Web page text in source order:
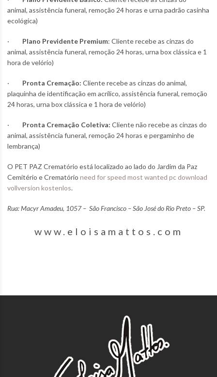
animal, assistência funeral, remoção 24 horas e urna padrão casinha
ecológica)
· Plano Previdente Premium: Cliente recebe as cinzas do
animal, assistência funeral, remoção 24 horas, urna box clássica e 1
hora de velório)
· Pronta Cremação: Cliente recebe as cinzas do animal,
plaquinha de identificação em acrílico, assistência funeral, remoção
24 horas, urna box clássica e 1 hora de velório)
· Pronta Cremação Coletiva: Cliente não recebe as cinzas do
animal, assistência funeral, remoção 24 horas e pergaminho de
lembrança)
O PET PAZ Crematório está localizado ao lado do Jardim da Paz
Cemitério e Crematório need for speed most wanted pc download
vollversion kostenlos.
Rua: Macyr Amadeu, 1057 – São Francisco – São José do Rio Preto – SP.
www.eloisamattos.com